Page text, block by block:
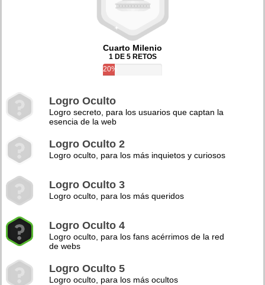
Cuarto Milenio
1 DE 5 RETOS
20%
Logro Oculto
Logro secreto, para los usuarios que captan la
esencia de la web
Logro Oculto 2
Logro oculto, para los más inquietos y curiosos
Logro Oculto 3
Logro oculto, para los más queridos
Logro Oculto 4
Logro oculto, para los fans acérrimos de la red
de webs
Logro Oculto 5
Logro oculto, para los más ocultos